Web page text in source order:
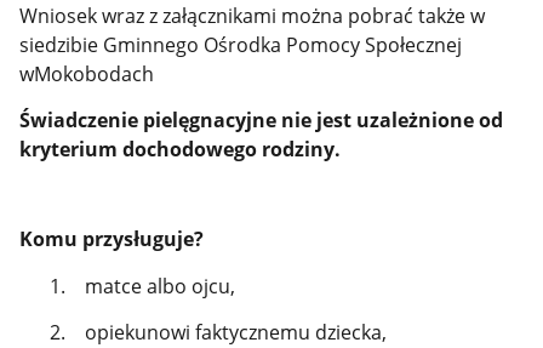
Wniosek wraz z załącznikami można pobrać także w
siedzibie Gminnego Ośrodka Pomocy Społecznej
wMokobodach
Świadczenie pielęgnacyjne nie jest uzależnione od
kryterium dochodowego rodziny.
Komu przysługuje?
1. matce albo ojcu,
2. opiekunowi faktycznemu dziecka,